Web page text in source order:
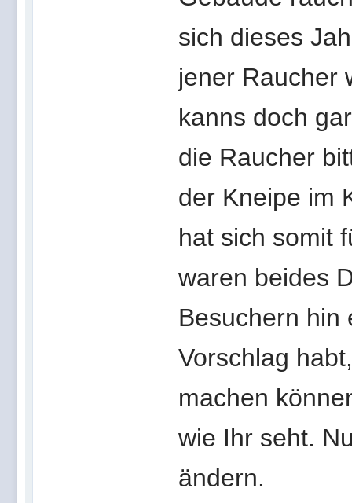
sich dieses
jener Raucher
kanns doch
die Raucher
der Kneipe im
hat sich somit
waren beides
Besuchern hin
Vorschlag
machen
wie Ihr seht.
ändern.